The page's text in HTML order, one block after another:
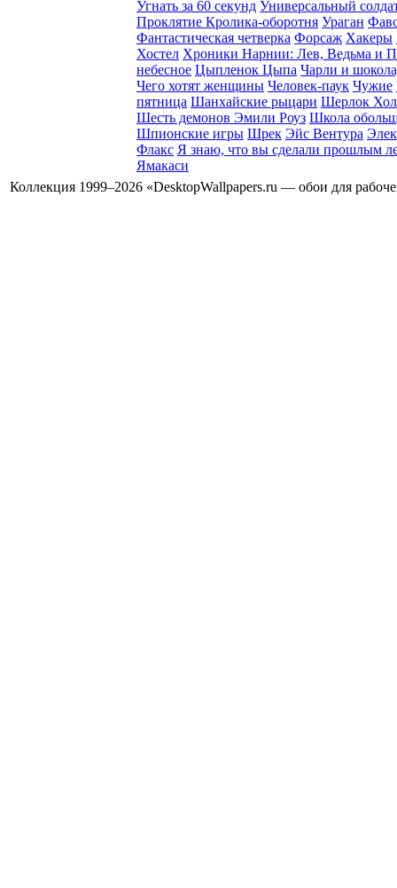
Угнать за 60 секунд Универсальный
Проклятие Кролика-оборотня Ураган
Фантастическая четверка Форсаж Хакеры
Хостел Хроники Нарнии: Лев, Ведьма и
небесное Цыпленок Цыпа Чарли и
Чего хотят женщины Человек-паук Чужие
пятница Шанхайские рыцари Шерлок
Шесть демонов Эмили Роуз Школа
Шпионские игры Шрек Эйс Вентура
Флакс Я знаю, что вы сделали прошлым
Ямакаси
Коллекция 1999–2026 «DesktopWallpapers.ru — обои для